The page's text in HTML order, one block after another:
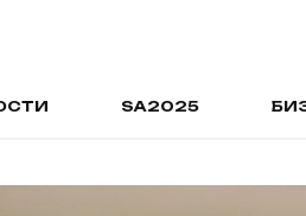
SA2025